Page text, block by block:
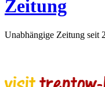
Zeitung
Unabhängige Zeitung seit